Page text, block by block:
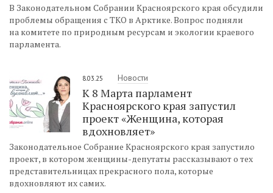
В Законодательном Собрании Красноярского края обсудили
проблемы обращения с ТКО в Арктике. Вопрос подняли
на комитете по природным ресурсам и экологии краевого
парламента.
8.03.25 Новости
К 8 Марта парламент
Красноярского края запустил
проект «Женщина, которая
вдохновляет»
Законодательное Собрание Красноярского края запустило
проект, в котором женщины-депутаты рассказывают о тех
представительницах прекрасного пола, которые
вдохновляют их самих.